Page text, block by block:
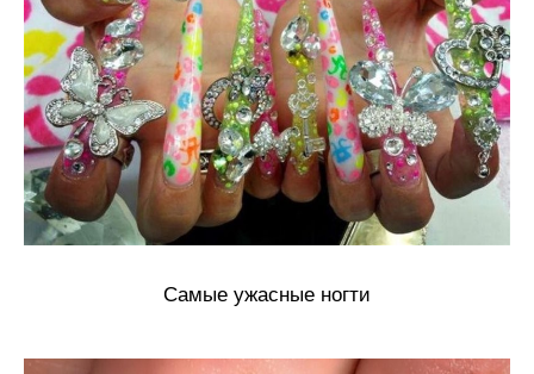
Самые ужасные ногти